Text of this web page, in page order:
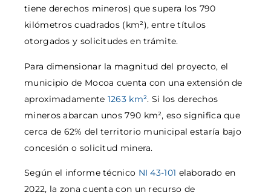
tiene derechos mineros) que supera los 790
kilómetros cuadrados (km²), entre títulos
otorgados y solicitudes en trámite.
Para dimensionar la magnitud del proyecto, el
municipio de Mocoa cuenta con una extensión de
aproximadamente 1263 km². Si los derechos
mineros abarcan unos 790 km², eso significa que
cerca de 62% del territorio municipal estaría bajo
concesión o solicitud minera.
Según el informe técnico NI 43-101 elaborado en
2022, la zona cuenta con un recurso de